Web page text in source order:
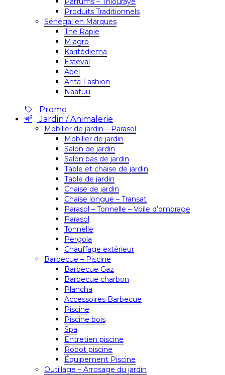
Produits Traditionnels
Sénégal en Marques
Thé Rapie
Miagro
Karitédiema
Esteval
Abel
Anta Fashion
Naatuu
Promo
Jardin / Animalerie
Mobilier de jardin – Parasol
Mobilier de jardin
Salon de jardin
Salon bas de jardin
Table et chaise de jardin
Table de jardin
Chaise de jardin
Chaise longue – Transat
Parasol – Tonnelle – Voile d’ombrage
Parasol
Tonnelle
Pergola
Chauffage extérieur
Barbecue – Piscine
Barbecue Gaz
Barbecue charbon
Plancha
Accessoires Barbecue
Piscine
Piscine bois
Spa
Entretien piscine
Robot piscine
Équipement Piscine
Outillage – Arrosage du jardin